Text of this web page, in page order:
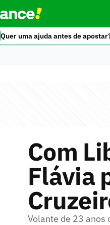
Quer uma ajuda antes de
Com
Flávia
Volante de 23 anos